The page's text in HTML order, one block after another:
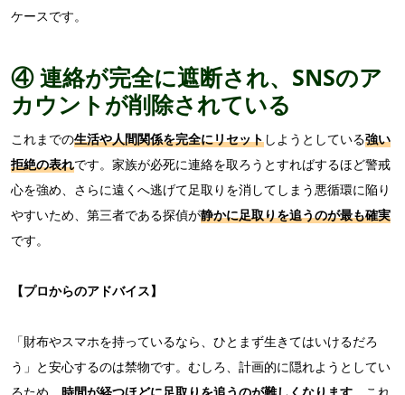
ケースです。
④ 連絡が完全に遮断され、SNSのア
カウントが削除されている
これまでの生活や人間関係を完全にリセットしようとしている強い
拒絶の表れです。家族が必死に連絡を取ろうとすればするほど警戒
心を強め、さらに遠くへ逃げて足取りを消してしまう悪循環に陥り
やすいため、第三者である探偵が静かに足取りを追うのが最も確実
です。
【プロからのアドバイス】
「財布やスマホを持っているなら、ひとまず生きてはいけるだろ
う」と安心するのは禁物です。むしろ、計画的に隠れようとしてい